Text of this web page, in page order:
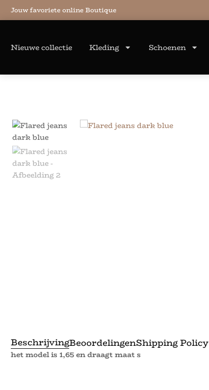
Jouw favoriete online Boutique
Nieuwe collectie Kleding Schoenen
BeschrijvingBeoordelingenShipping Policy
het model is 1,65 en draagt maat s